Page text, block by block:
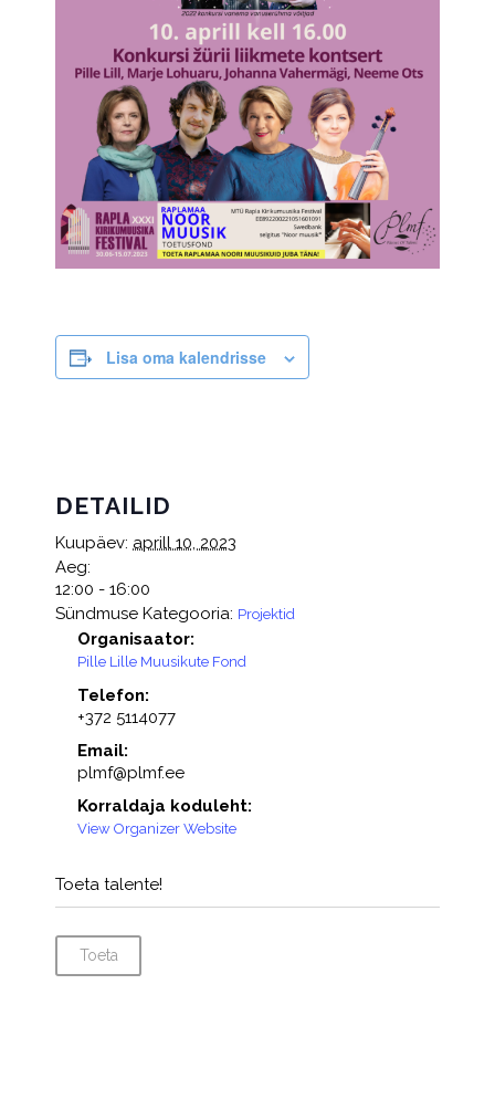
Lisa oma kalendrisse
DETAILID
Kuupäev: aprill 10, 2023
Aeg:
12:00 - 16:00
Sündmuse Kategooria: Projektid
Organisaator:
Pille Lille Muusikute Fond
Telefon:
+372 5114077
Email:
plmf@plmf.ee
Korraldaja koduleht:
View Organizer Website
Toeta talente!
Toeta